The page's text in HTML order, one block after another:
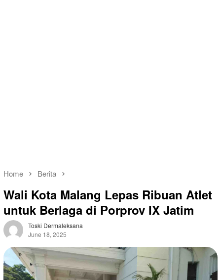
Home Berita
Wali Kota Malang Lepas Ribuan Atlet
untuk Berlaga di Porprov IX Jatim
Toski Dermaleksana
June 18, 2025